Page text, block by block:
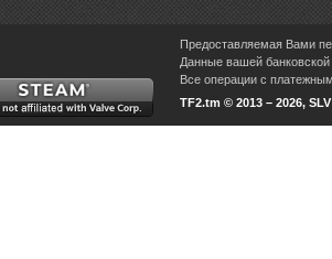
Предоставляемая Вами
Данные вашей
Все операции с
TF2.tm © 2013 – 2026,